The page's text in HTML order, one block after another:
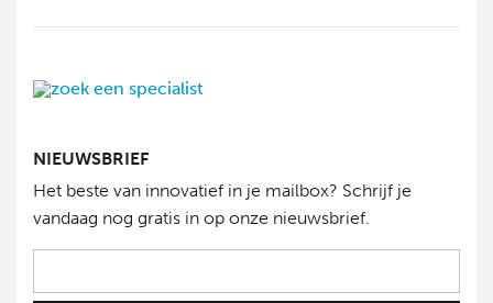
NIEUWSBRIEF
Het beste van innovatief in je mailbox? Schrijf je
vandaag nog gratis in op onze nieuwsbrief.